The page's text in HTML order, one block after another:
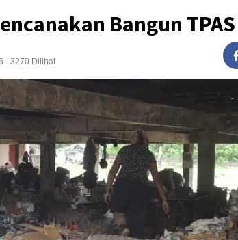
Bangun
3270 Dilihat